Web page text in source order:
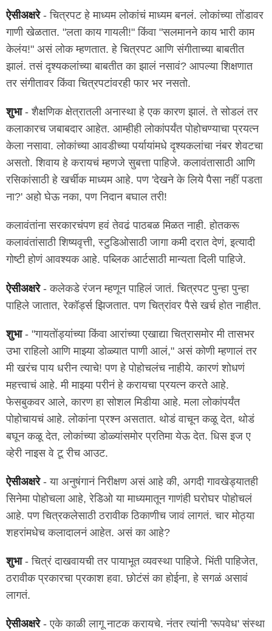
ऐसीअक्षरे- चित्रपट हे माध्यम लोकांचं माध्यम बनलं. लोकांच्या तोंडावर
गाणी खेळतात. "लता काय गायली!" किंवा "सलमानने काय भारी काम
केलंय!" असं लोक म्हणतात. हे चित्रपट आणि संगीताच्या बाबतीत
झालं. तसं दृश्यकलांच्या बाबतीत का झालं नसावं? आपल्या शिक्षणात
तर संगीतावर किंवा चित्रपटांवरही फार भर नसतो.
शुभा- शैक्षणिक क्षेत्रातली अनास्था हे एक कारण झालं. ते सोडलं तर
कलाकारच जबाबदार आहेत. आम्हीही लोकांपर्यंत पोहोचण्याचा प्रयत्न
केला नसावा. लोकांच्या आवडीच्या पर्यायांमधे दृश्यकलांचा नंबर शेवटचा
असतो. शिवाय हे करायचं म्हणजे सुबत्ता पाहिजे. कलावंतासाठी आणि
रसिकांसाठी हे खर्चीक माध्यम आहे. पण 'देखने के लिये पैसा नहीं पडता
ना?' अहो घेऊ नका, पण निदान बघाल तरी!
कलावंतांना सरकारचंपण हवं तेवढं पाठबळ मिळत नाही. होतकरू
कलावंतांसाठी शिष्यवृत्ती, स्टुडिओसाठी जागा कमी दरात देणं, इत्यादी
गोष्टी होणं आवश्यक आहे. पब्लिक आर्टसाठी मान्यता दिली पाहिजे.
ऐसीअक्षरे- कलेकडे रंजन म्हणून पाहिलं जातं. चित्रपट पुन्हा पुन्हा
पाहिले जातात, रेकॉर्ड्स झिजतात. पण चित्रांवर पैसे खर्च होत नाहीत.
शुभा- "गायतोंड्यांच्या किंवा आरांच्या एखाद्या चित्रासमोर मी तासभर
उभा राहिलो आणि माझ्या डोळ्यात पाणी आलं," असं कोणी म्हणालं तर
मी खरंच पाय धरीन त्याचे! पण हे पोहोचलंच नाहीये. कारणं शोधणं
महत्त्वाचं आहे. मी माझ्या परीनं हे करायचा प्रयत्न करते आहे.
फेसबुकवर आले, कारण हा सोशल मिडीया आहे. मला लोकांपर्यंत
पोहोचायचं आहे. लोकांना प्रश्न असतात. थोडं वाचून कळू देत, थोडं
बघून कळू देत, लोकांच्या डोळ्यांसमोर प्रतिमा येऊ देत. धिस इज ए
व्हेरी नाइस वे टू रीच आउट.
ऐसीअक्षरे- या अनुषंगानं निरीक्षण असं आहे की, अगदी गावखेड्यातही
सिनेमा पोहोचला आहे, रेडिओ या माध्यमातून गाणंही घरोघर पोहोचलं
आहे. पण चित्रकलेसाठी ठरावीक ठिकाणीच जावं लागतं. चार मोठ्या
शहरांमधेच कलादालनं आहेत. असं का आहे?
शुभा- चित्रं दाखवायची तर पायाभूत व्यवस्था पाहिजे. भिंती पाहिजेत,
ठरावीक प्रकारचा प्रकाश हवा. छोटंसं का होईना, हे सगळं असावं
लागतं.
ऐसीअक्षरे- एके काळी लागू नाटक करायचे. नंतर त्यांनी 'रूपवेध' संस्था